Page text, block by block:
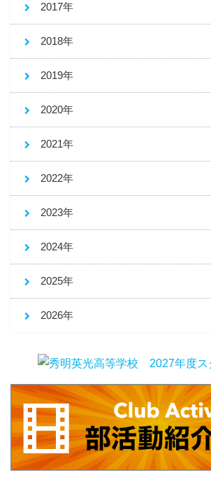
2017年
2018年
2019年
2020年
2021年
2022年
2023年
2024年
2025年
2026年